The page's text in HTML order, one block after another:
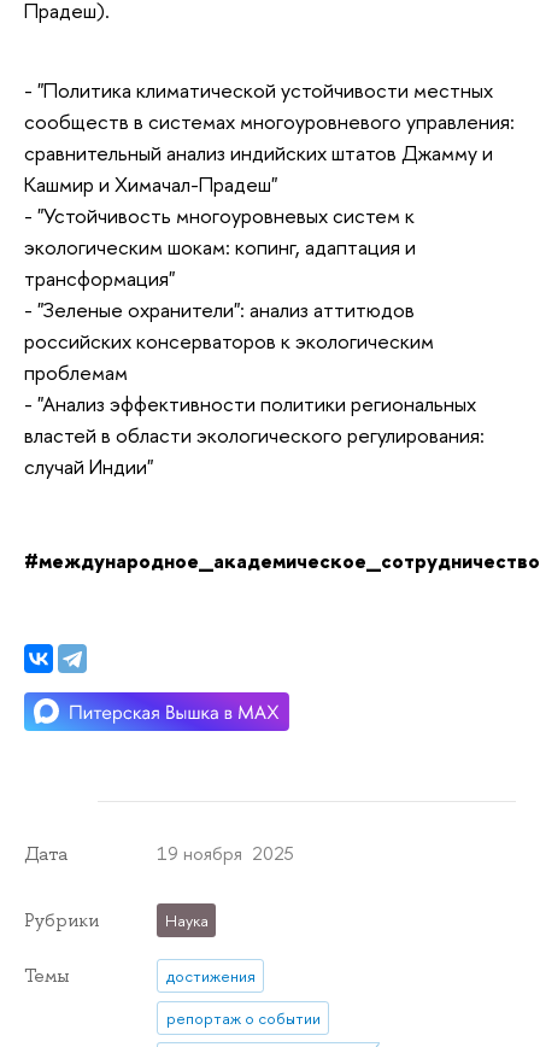
Прадеш).
- "Политика климатической устойчивости местных
сообществ в системах многоуровневого управления:
сравнительный анализ индийских штатов Джамму и
Кашмир и Химачал-Прадеш"
- "Устойчивость многоуровневых систем к
экологическим шокам: копинг, адаптация и
трансформация"
- "Зеленые охранители": анализ аттитюдов
российских консерваторов к экологическим
проблемам
- "Анализ эффективности политики региональных
властей в области экологического регулирования:
случай Индии"
#международное_академическое_сотрудничество
Дата 19 ноября 2025
Рубрики Наука
Темы
достижения
репортаж о событии